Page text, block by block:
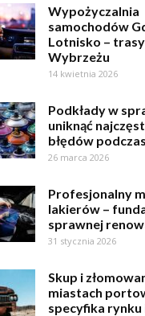
Wypożyczalnia
samochodów
Lotnisko –
Wybrzeżu
14 kwietnia 2026
Podkłady w
uniknąć
błędów
26 marca 2026
Profesjonalny
lakierów –
sprawnej
31 stycznia 2026
Skup i
miastach
specyfika rynku